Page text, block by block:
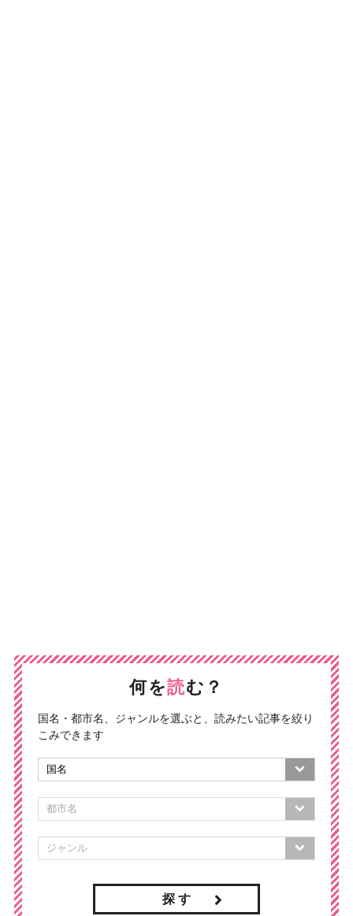
何を読む？
国名・都市名、ジャンルを選ぶと、読みたい記事を絞り
こみできます
探 す